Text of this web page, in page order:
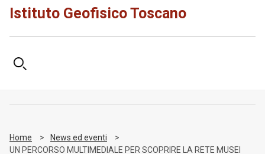
Istituto Geofisico Toscano
Home
News ed eventi
UN PERCORSO MULTIMEDIALE PER SCOPRIRE LA RETE MUSEI